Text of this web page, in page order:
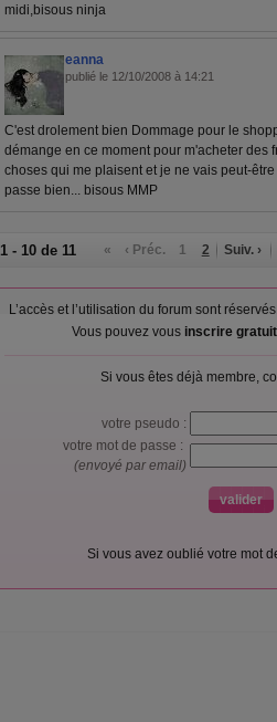
midi,bisous ninja
eanna
publié le 12/10/2008 à 14:21
C'est drolement bien Dommage pour le
démange en ce moment pour m'acheter des
choses qui me plaisent et je ne vais peut-
passe bien... bisous MMP
1 - 10 de 11 « ‹ Préc. 1 2 Suiv. ›
L’accès et l’utilisation du forum sont
Vous pouvez vous inscrire
Si vous êtes déjà membre,
votre pseudo :
votre mot de passe :
(envoyé par email)
Si vous avez oublié votre mot